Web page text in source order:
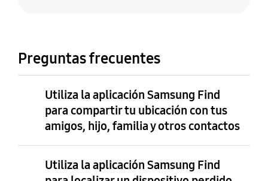
Preguntas frecuentes
Utiliza la aplicación Samsung Find
para compartir tu ubicación con tus
amigos, hijo, familia y otros contactos
Utiliza la aplicación Samsung Find